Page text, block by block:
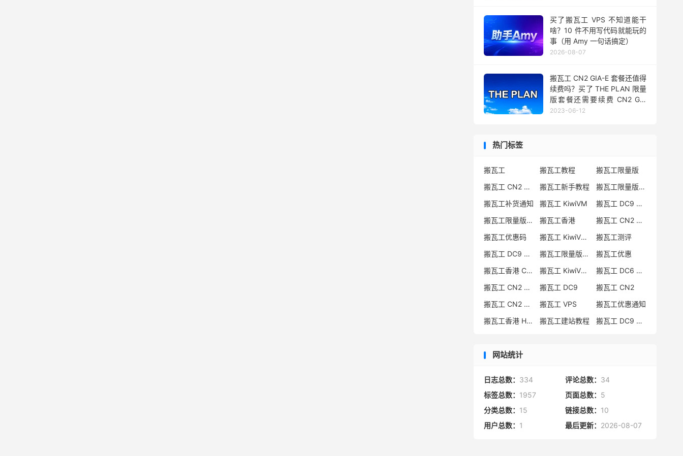
买了搬瓦工 VPS 不知道能干
啥？10 件不用写代码就能玩的
事（用 Amy 一句话搞定）
2026-08-07
搬瓦工 CN2 GIA-E 套餐还值得
续费吗？买了 THE PLAN 限量
版套餐还需要续费 CN2 GIA
吗？
2023-06-12
热门标签
搬瓦工 搬瓦工教程
搬瓦工限量版
搬瓦工 CN2 GIA
搬瓦工新手教程
搬瓦工限量版套餐
搬瓦工补货通知
搬瓦工 KiwiVM
搬瓦工 DC9 CN2 GIA
搬瓦工限量版补货
搬瓦工香港
搬瓦工 CN2 GIA-E
搬瓦工优惠码
搬瓦工 KiwiVM 教程
搬瓦工测评
搬瓦工 DC9 CN2 GIA 限量版
搬瓦工限量版补货通知
搬瓦工优惠
搬瓦工香港 CN2 GIA
搬瓦工 KiwiVM 控制面板
搬瓦工 DC6 CN2 GIA-E
搬瓦工 CN2 GIA-E 限量版
搬瓦工 DC9
搬瓦工 CN2
搬瓦工 CN2 GIA 限量版
搬瓦工 VPS
搬瓦工优惠通知
搬瓦工香港 HK85
搬瓦工建站教程 搬瓦工 DC9 限量版
网站统计
日志总数： 334 评论总数： 34
标签总数： 1957 页面总数： 5
分类总数： 15 链接总数： 10
用户总数： 1 最后更新： 2026-08-07